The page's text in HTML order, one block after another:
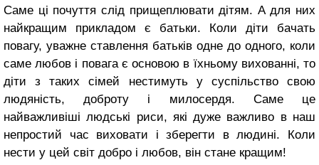
Саме ці почуття слід прищеплювати дітям. А для них
найкращим прикладом є батьки. Коли діти бачать
повагу, уважне ставлення батьків одне до одного, коли
саме любов і повага є основою в їхньому вихованні, то
діти з таких сімей нестимуть у суспільство свою
людяність, доброту і милосердя. Саме це
найважливіші людські риси, які дуже важливо в наш
непростий час виховати і зберегти в людині. Коли
нести у цей світ добро і любов, він стане кращим!